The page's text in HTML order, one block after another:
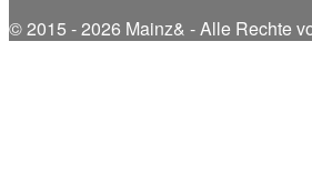
© 2015 - 2026 Mainz& - Alle Rechte